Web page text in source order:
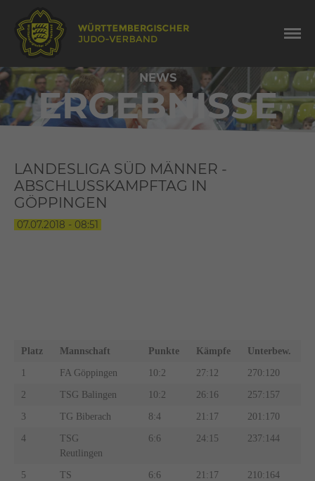
NEWS
ERGEBNISSE
LANDESLIGA SÜD MÄNNER -
ABSCHLUSSKAMPFTAG IN
GÖPPINGEN
07.07.2018 - 08:51
Platz Mannschaft Punkte Kämpfe Unterbew.
1 FA Göppingen 10:2 27:12 270:120
2 TSG Balingen 10:2 26:16 257:157
3 TG Biberach 8:4 21:17 201:170
4
TSG
Reutlingen
6:6 24:15 237:144
5
TS
6:6 21:17 210:164